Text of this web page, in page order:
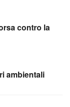
contro la
ambientali